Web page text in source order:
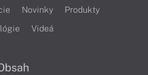
Novinky
Produkty
Videá